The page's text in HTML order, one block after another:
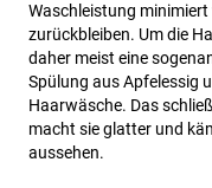
Waschleistung
zurückbleiben. Um die
daher meist eine
Spülung aus Apfelessig
Haarwäsche. Das
macht sie glatter und
aussehen.